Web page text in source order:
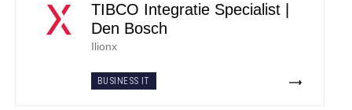
TIBCO Integratie Specialist |
Den Bosch
Ilionx
BUSINESS IT